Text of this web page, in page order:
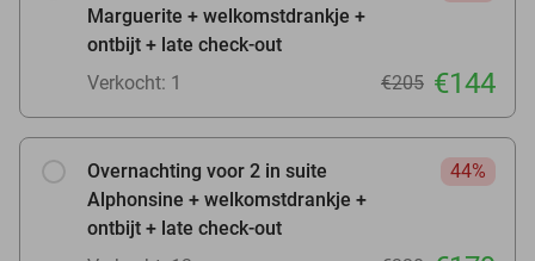
Marguerite + welkomstdrankje +
ontbijt + late check-out
Verkocht: 1 €205 €144
Overnachting voor 2 in suite
Alphonsine + welkomstdrankje +
ontbijt + late check-out
44%